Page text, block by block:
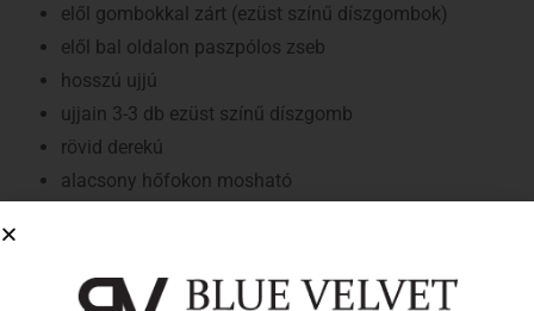
elől gombokkal zárt (ezüst színű díszgombok)
elől bal oldalon paszpólos zseb
hosszú ujjú
ujjain 3-3 db ezüst színű díszgomb
rövid derekú
alacsony hőfokon mosható